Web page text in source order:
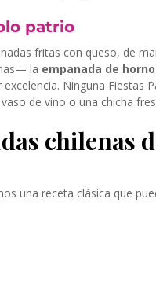
patrio
fritas con queso, de
la empanada de
Ninguna Fiestas
de vino o una chicha
chilenas
una receta clásica que